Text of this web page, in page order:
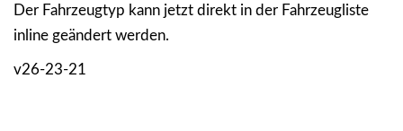
Der Fahrzeugtyp kann jetzt direkt in der Fahrzeugliste
inline geändert werden.
v26-23-21